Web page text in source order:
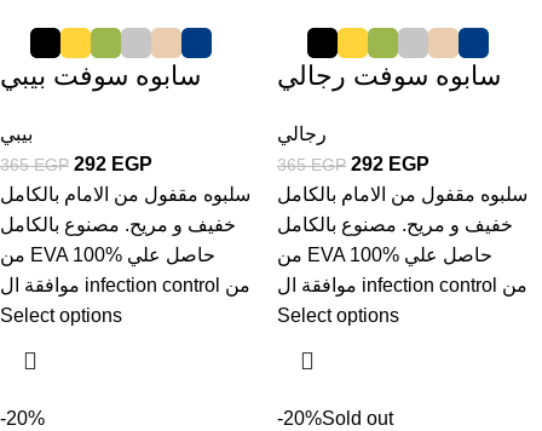
سابوه سوفت بيبي
بيبي
365EGP 292 EGP
سلبوه مقفول من الامام بالكامل
خفيف و مريح. مصنوع بالكامل
من EVA 100% حاصل علي
موافقة ال infection control من
Select options
سابوه سوفت رجالي
رجالي
365EGP 292 EGP
سلبوه مقفول من الامام بالكامل
خفيف و مريح. مصنوع بالكامل
من EVA 100% حاصل علي
موافقة ال infection control من
Select options
-20% -20%Sold out